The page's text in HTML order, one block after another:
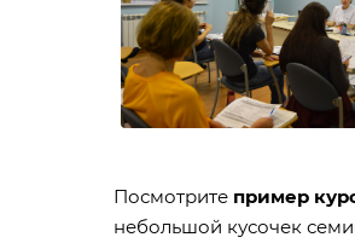
Посмотрите пример
небольшой кусочек